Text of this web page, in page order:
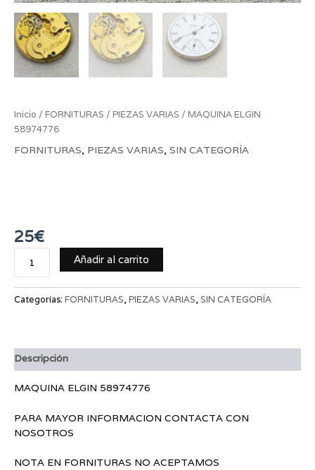
Inicio / FORNITURAS / PIEZAS VARIAS / MAQUINA ELGIN
58974776
FORNITURAS, PIEZAS VARIAS, SIN CATEGORÍA
25€
Añadir al carrito
Categorías: FORNITURAS, PIEZAS VARIAS, SIN CATEGORÍA
Descripción
MAQUINA ELGIN 58974776
PARA MAYOR INFORMACION CONTACTA CON
NOSOTROS
NOTA EN FORNITURAS NO ACEPTAMOS